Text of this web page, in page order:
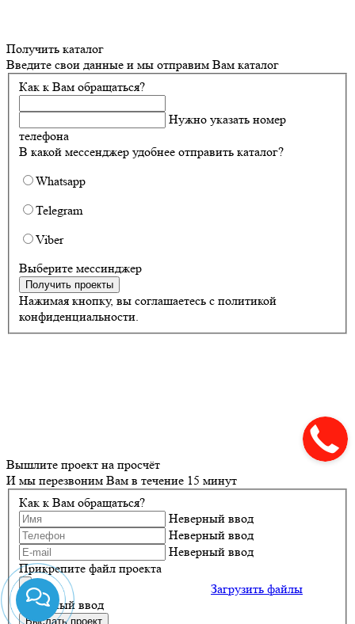
Получить каталог
Введите свои данные и мы отправим Вам каталог
Как к Вам обращаться?
Нужно указать номер
телефона
В какой мессенджер удобнее отправить каталог?
Whatsapp
Telegram
Viber
Выберите мессинджер
Получить проекты
Нажимая кнопку, вы соглашаетесь с политикой
конфиденциальности.
Вышлите проект на просчёт
И мы перезвоним Вам в течение 15 минут
Как к Вам обращаться?
Неверный ввод
Неверный ввод
Неверный ввод
Прикрепите файл проекта
Загрузить файлы
Неверный ввод
Выслать проект